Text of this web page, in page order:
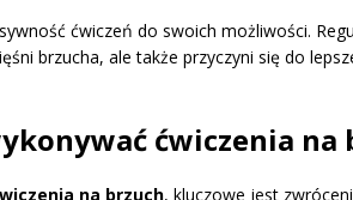
ćwiczeń do swoich możliwości.
brzucha, ale także przyczyni się do
ćwiczenia na
na brzuch, kluczowe jest